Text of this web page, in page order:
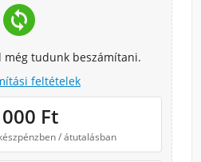
change_circle
még tudunk beszámítani.
feltételek
Ft
/ átutalásban